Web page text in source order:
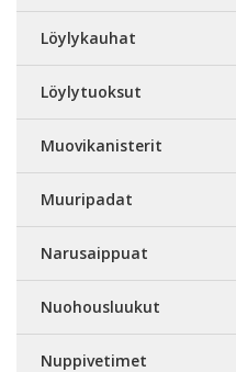
Löylykauhat
Löylytuoksut
Muovikanisterit
Muuripadat
Narusaippuat
Nuohousluukut
Nuppivetimet